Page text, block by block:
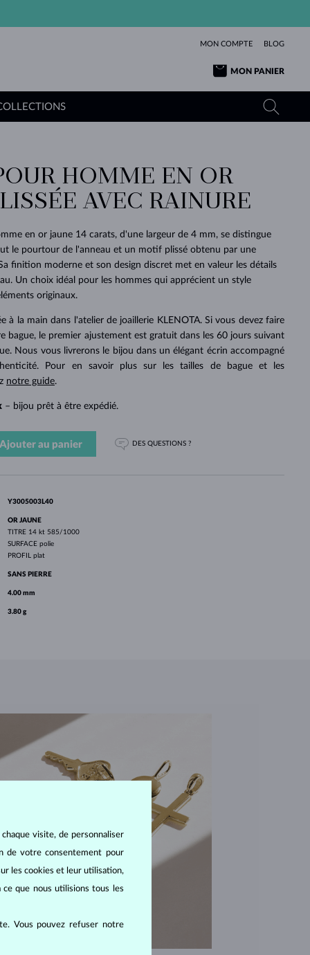
MON COMPTE BLOG
MON PANIER
DE SES
RÊVES
DÉCOUVRIR
L'AMOUR
OR JAUNE
OR ROSE
BEAUTÉ
PURE
DÉCOUVRIR
TANZANITES
TOPAZES
MOLDAVITES
POUR BÉBÉS
MARIAGE
OR BLANC
PLUS
BELLES
DÉCOUVRIR
TOURMALINES
MOLDAVITES
PENDENTIFS EN PERLES
OR BLANC
OR JAUNE
OR ROSE
PENDENTIFS
INTEMPORELS
DES
PERLES
DÉCOUVRIR
SAPHIRS
ÉMERAUDES
MINÉRAUX
MARIAGE
OR JAUNE
OR BLANC
AUTHENTIQUES
BEAUTÉ
DÉCOUVRIR
EXCEPTIONNELLES
HOMME EN OR
AVEC RAINURE
en or jaune 14 carats, d'une largeur de 4 mm, se distingue
le pourtour de l'anneau et un motif plissé obtenu par une
finition moderne et son design discret met en valeur les détails
Un choix idéal pour les hommes qui apprécient un style
originaux.
à la main dans l'atelier de joaillerie KLENOTA. Si vous devez faire
bague, le premier ajustement est gratuit dans les 60 jours suivant
Nous vous livrerons le bijou dans un élégant écrin accompagné
Pour en savoir plus sur les tailles de bague et les
notre guide.
– bijou prêt à être expédié.
Ajouter au panier DES QUESTIONS ?
Y3005003L40
OR JAUNE
TITRE 14 kt 585/1000
SURFACE polie
PROFIL plat
SANS PIERRE
4.00 mm
3.80 g
visite, de personnaliser
de votre consentement pour
les cookies et leur utilisation,
que nous utilisions tous les
Vous pouvez refuser notre